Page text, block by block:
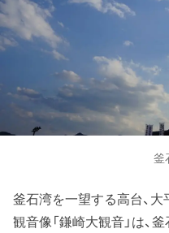
釜
釜石湾を一望する高台、
観音像「鎌崎大観音」は、